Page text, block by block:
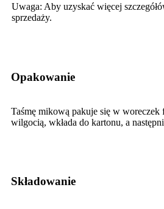
Uwaga: Aby uzyskać więcej
sprzedaży.
Opakowanie
Taśmę mikową pakuje się w
wilgocią, wkłada do kartonu, a
Składowanie